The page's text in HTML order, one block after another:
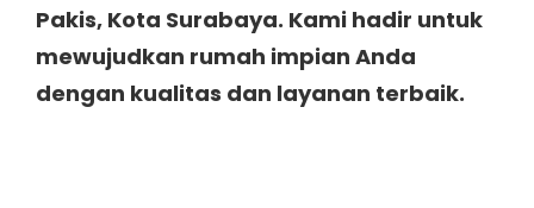
Pakis, Kota Surabaya. Kami hadir untuk
mewujudkan rumah impian Anda
dengan kualitas dan layanan terbaik.